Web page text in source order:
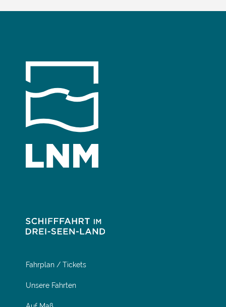
Fahrplan / Tickets
Unsere Fahrten